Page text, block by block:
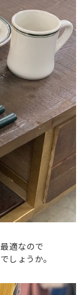
適なので
しょうか。